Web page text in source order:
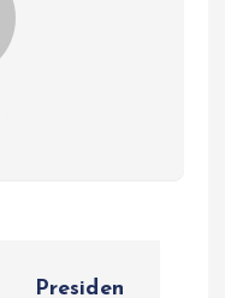
Presiden